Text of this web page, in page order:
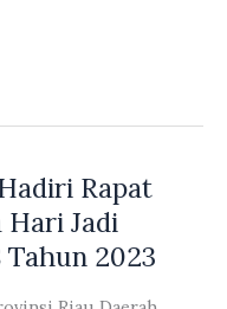
Rapat
Hari Jadi
2023